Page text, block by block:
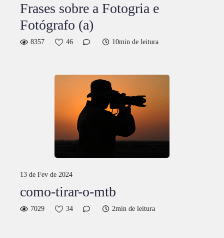
Frases sobre a Fotogria e
Fotógrafo (a)
8357 46 10min de leitura
13 de Fev de 2024
como-tirar-o-mtb
7029 34 2min de leitura